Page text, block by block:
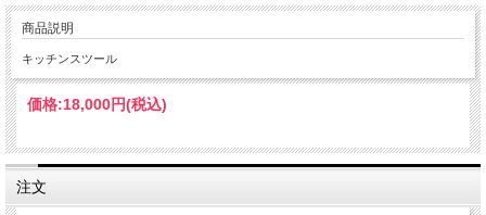
商品説明
キッチンスツール
価格:18,000円(税込)
注文